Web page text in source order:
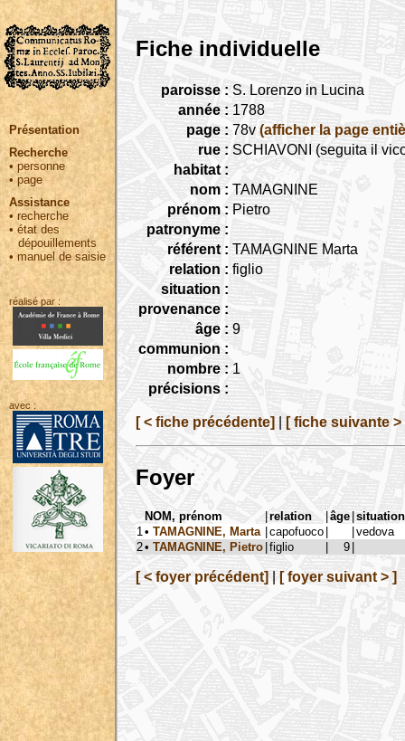
Présentation
Recherche
• personne
•page
Assistance
• recherche
•état des
dépouillements
•manuel de saisie
réalisé par :
avec :
Fiche individuelle
paroisse : S. Lorenzo in Lucina
année : 1788
page : 78v (afficher la page
rue : SCHIAVONI (seguita il
habitat :
nom : TAMAGNINE
prénom : Pietro
patronyme :
référent : TAMAGNINE Marta
relation : figlio
situation :
provenance :
âge : 9
communion :
nombre : 1
précisions :
[ < fiche précédente] [ fiche suivante >
Foyer
NOM, prénom |relation |âge |situation
1 • TAMAGNINE, Marta |capofuoco | |vedova
2• TAMAGNINE, Pietro |figlio | 9 |
[ < foyer précédent] [ foyer suivant > ]